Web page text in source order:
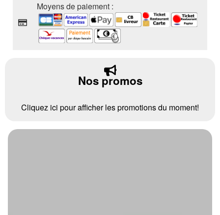
Moyens de paiement :
Nos promos
Cliquez ici pour afficher les promotions du moment!